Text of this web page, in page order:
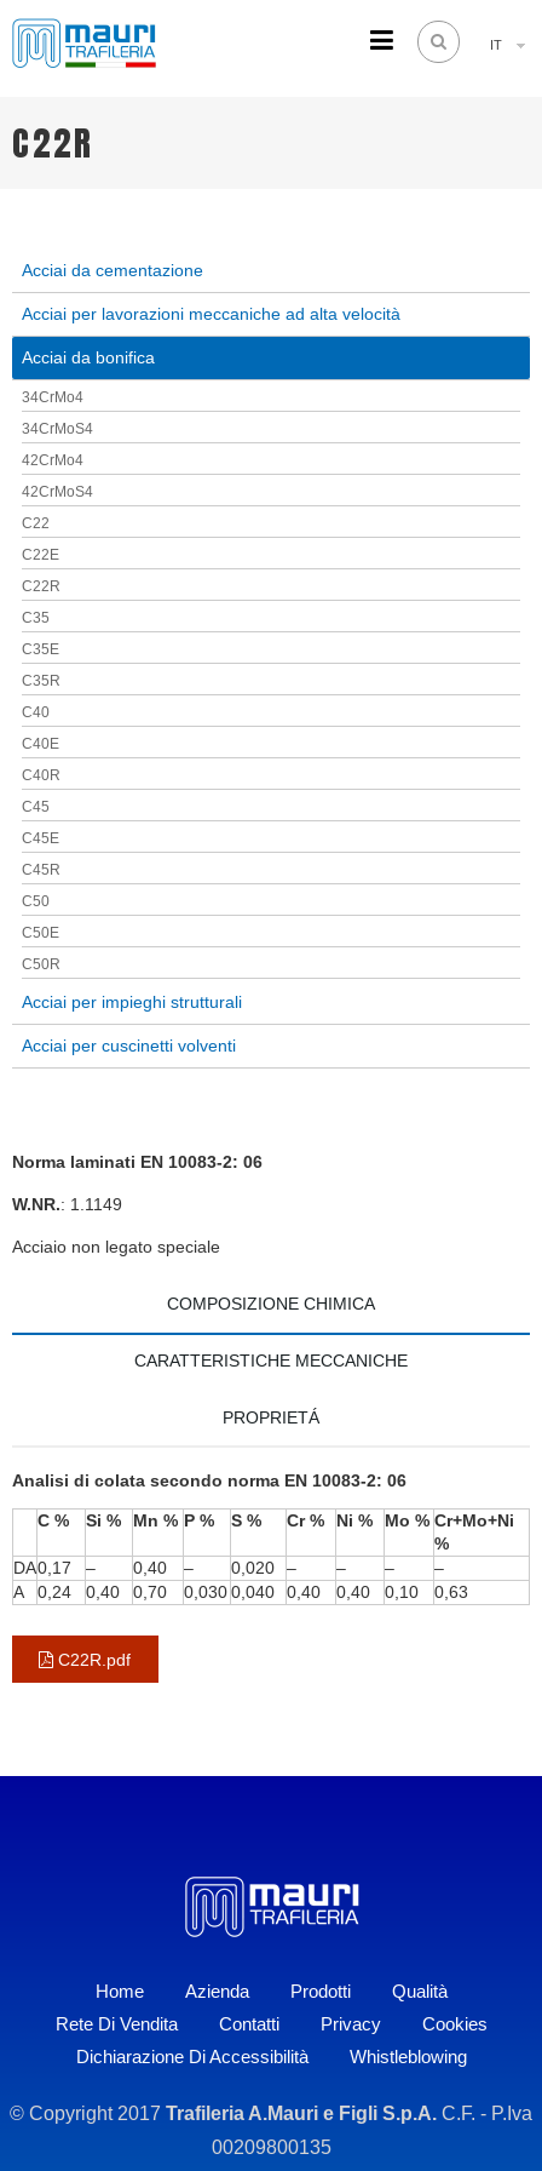
IT
C22R
Acciai da cementazione
Acciai per lavorazioni meccaniche ad alta velocità
Acciai da bonifica
34CrMo4
34CrMoS4
42CrMo4
42CrMoS4
C22
C22E
C22R
C35
C35E
C35R
C40
C40E
C40R
C45
C45E
C45R
C50
C50E
C50R
Acciai per impieghi strutturali
Acciai per cuscinetti volventi
Norma laminati EN 10083-2: 06
W.NR.: 1.1149
Acciaio non legato speciale
COMPOSIZIONE CHIMICA
CARATTERISTICHE MECCANICHE
PROPRIETÁ
Analisi di colata secondo norma EN 10083-2: 06
C % Si % Mn % P % S % Cr % Ni % Mo % Cr+Mo+Ni
%
DA0,17 – 0,40 – 0,020 – – –
–
A
0,24 0,40 0,70 0,0300,040 0,40 0,40 0,10 0,63
C22R.pdf
Home Azienda Prodotti
Qualità
Rete Di Vendita
Contatti Privacy
Cookies
Dichiarazione Di Accessibilità
Whistleblowing
© Copyright 2017 Trafileria A.Mauri e Figli S.p.A. C.F. - P.Iva
00209800135